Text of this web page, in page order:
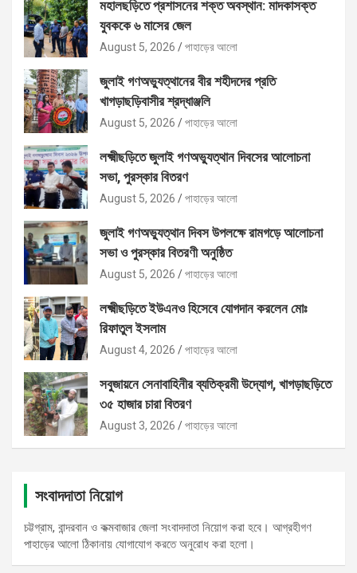
মহালছড়িতে প্রশাসনের শক্ত অবস্থান: মাদকাসক্ত
যুবককে ৬ মাসের জেল
August 5, 2026 পাহাড়ের আলো
জুলাই গণঅভ্যুত্থানের বীর শহীদদের প্রতি
খাগড়াছড়িবাসীর শ্রদ্ধাঞ্জলি
August 5, 2026 পাহাড়ের আলো
লক্ষ্মীছড়িতে জুলাই গণঅভ্যুত্থান দিবসের আলোচনা
সভা, পুরস্কার বিতরণ
August 5, 2026 পাহাড়ের আলো
জুলাই গণঅভ্যুত্থান দিবস উপলক্ষে রামগড়ে আলোচনা
সভা ও পুরস্কার বিতরণী অনুষ্ঠিত
August 5, 2026 পাহাড়ের আলো
লক্ষ্মীছড়িতে ইউএনও হিসেবে যোগদান করলেন মোঃ
রিফাতুল ইসলাম
August 4, 2026 পাহাড়ের আলো
সবুজায়নে সেনাবাহিনীর ব্যতিক্রমী উদ্যোগ, খাগড়াছড়িতে
৩৫ হাজার চারা বিতরণ
August 3, 2026 পাহাড়ের আলো
সংবাদদাতা নিয়োগ
চট্টগ্রাম, বান্দরবান ও কক্মবাজার জেলা সংবাদদাতা নিয়োগ করা হবে। আগ্রহীগণ
পাহাড়ের আলো ঠিকানায় যোগাযোগ করতে অনুরোধ করা হলো।